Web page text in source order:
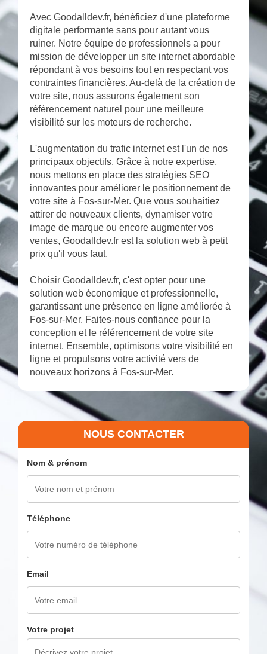
Avec Goodalldev.fr, bénéficiez d'une plateforme
digitale performante sans pour autant vous
ruiner. Notre équipe de professionnels a pour
mission de développer un site internet abordable
répondant à vos besoins tout en respectant vos
contraintes financières. Au-delà de la création de
votre site, nous assurons également son
référencement naturel pour une meilleure
visibilité sur les moteurs de recherche.
L'augmentation du trafic internet est l'un de nos
principaux objectifs. Grâce à notre expertise,
nous mettons en place des stratégies SEO
innovantes pour améliorer le positionnement de
votre site à Fos-sur-Mer. Que vous souhaitiez
attirer de nouveaux clients, dynamiser votre
image de marque ou encore augmenter vos
ventes, Goodalldev.fr est la solution web à petit
prix qu'il vous faut.
Choisir Goodalldev.fr, c'est opter pour une
solution web économique et professionnelle,
garantissant une présence en ligne améliorée à
Fos-sur-Mer. Faites-nous confiance pour la
conception et le référencement de votre site
internet. Ensemble, optimisons votre visibilité en
ligne et propulsons votre activité vers de
nouveaux horizons à Fos-sur-Mer.
NOUS CONTACTER
Nom & prénom
Téléphone
Email
Votre projet